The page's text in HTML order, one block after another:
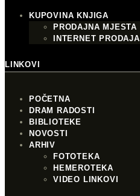
KUPOVINA KNJIGA
PRODAJNA MJESTA
INTERNET PRODAJA
LINKOVI
POČETNA
DRAM RADOSTI
BIBLIOTEKE
NOVOSTI
ARHIV
FOTOTEKA
HEMEROTEKA
VIDEO LINKOVI